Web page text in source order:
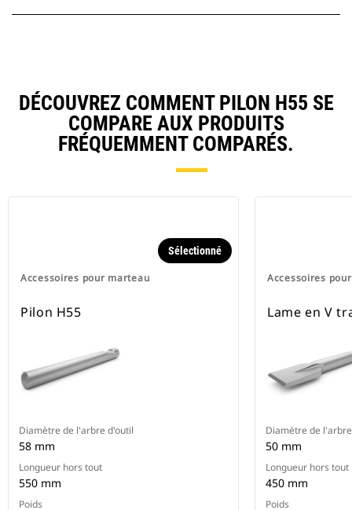
DÉCOUVREZ COMMENT PILON H55 SE
COMPARE AUX PRODUITS
FRÉQUEMMENT COMPARÉS.
Accessoires pour marteau
Sélectionné
Pilon H55
Diamètre de l'arbre d'outil
58 mm
Longueur hors tout
550 mm
Poids
Accessoires
Lame en V
Diamètre de
50 mm
Longueur hors tout
450 mm
Poids